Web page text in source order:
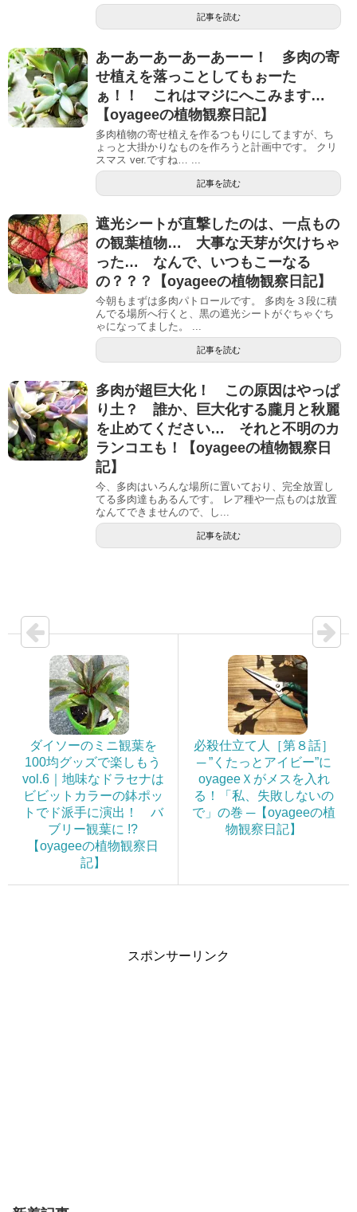
記事を読む
あーあーあーあーあーー！ 多肉の寄
せ植えを落っことしてもぉーた
ぁ！！ これはマジにへこみます…
【oyageeの植物観察日記】
多肉植物の寄せ植えを作るつもりにしてますが、ち
ょっと大掛かりなものを作ろうと計画中です。 クリ
スマス ver.ですね… ...
記事を読む
遮光シートが直撃したのは、一点もの
の観葉植物… 大事な天芽が欠けちゃ
った… なんで、いつもこーなる
の？？？【oyageeの植物観察日記】
今朝もまずは多肉パトロールです。 多肉を３段に積
んでる場所へ行くと、黒の遮光シートがぐちゃぐち
ゃになってました。 ...
記事を読む
多肉が超巨大化！ この原因はやっぱ
り土？ 誰か、巨大化する朧月と秋麗
を止めてください… それと不明のカ
ランコエも！【oyageeの植物観察日
記】
今、多肉はいろんな場所に置いており、完全放置し
てる多肉達もあるんです。 レア種や一点ものは放置
なんてできませんので、し...
記事を読む
ダイソーのミニ観葉を
100均グッズで楽しもう
vol.6｜地味なドラセナは
ビビットカラーの鉢ポッ
トでド派手に演出！ バ
ブリー観葉に !?
【oyageeの植物観察日
記】
必殺仕立て人［第８話］
─ ”くたっとアイビー”に
oyageeＸがメスを入れ
る！「私、失敗しないの
で」の巻 ─【oyageeの植
物観察日記】
スポンサーリンク